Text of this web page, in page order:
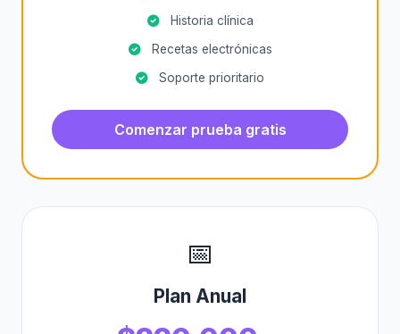
Historia clínica
Recetas electrónicas
Soporte prioritario
Comenzar prueba gratis
📅
Plan Anual